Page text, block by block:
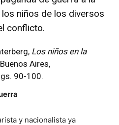
niños de los diversos
conflicto.
Los niños en la
Aires,
90-100.
y nacionalista ya